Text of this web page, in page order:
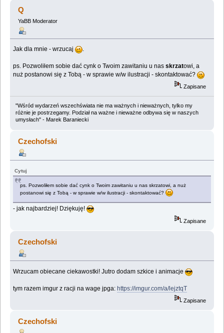
Q
YaBB Moderator
Jak dla mnie - wrzucaj .
ps. Pozwoliłem sobie dać cynk o Twoim zawitaniu u nasskrzatowi, a
nuż postanowi się z Tobą - w sprawie w/w ilustracji - skontaktować?
Zapisane
"Wśród wydarzeń wszechświata nie ma ważnych i nieważnych, tylko my
różnie je postrzegamy. Podział na ważne i nieważne odbywa się w naszych
umysłach" - Marek Baraniecki
Czechofski
Cytuj
ps. Pozwoliłem sobie dać cynk o Twoim zawitaniu u nas skrzatowi, a nuż
postanowi się z Tobą - w sprawie w/w ilustracji - skontaktować?
- jak najbardziej! Dziękuję!
Zapisane
Czechofski
Wrzucam obiecane ciekawostki! Jutro dodam szkice i animacje
tym razem imgur z racji na wage jpga:https://imgur.com/a/lejztqT
Zapisane
Czechofski